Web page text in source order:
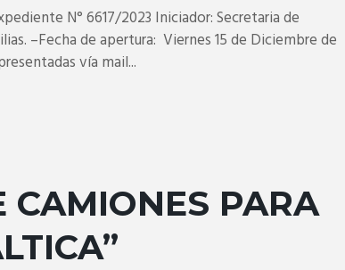
N° 6617/2023 Iniciador: Secretaria de
–Fecha de apertura: Viernes 15 de Diciembre de
vía mail...
CAMIONES PARA